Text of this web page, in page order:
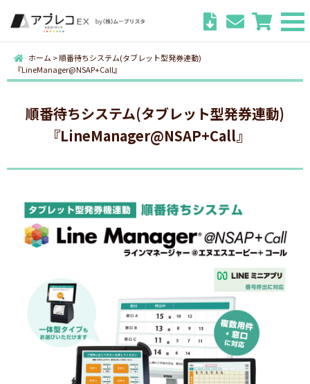
ホーム >順番待ちシステム(タブレット型発券連動)
『LineManager@NSAP+Call』
順番待ちシステム(タブレット型発券連動)
『LineManager@NSAP+Call』